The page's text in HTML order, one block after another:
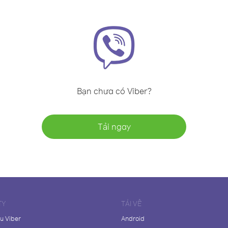
Bạn chưa có Viber?
Tải ngay
Viber
TẢI VỀ
Android